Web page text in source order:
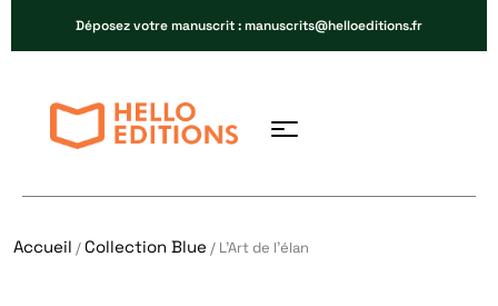
Déposez votre manuscrit : manuscrits@helloeditions.fr
Accueil /Collection Blue / L’Art de l’élan